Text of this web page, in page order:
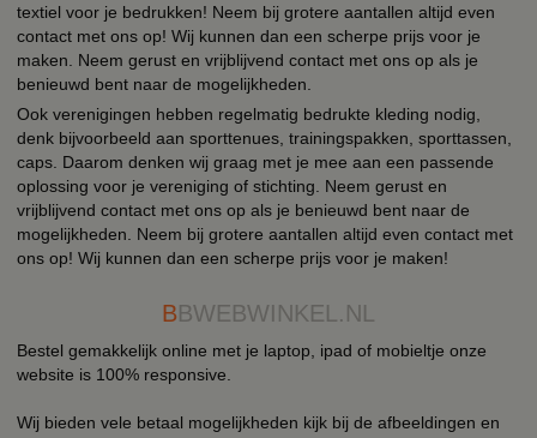
textiel voor je bedrukken! Neem bij grotere aantallen altijd even
contact met ons op! Wij kunnen dan een scherpe prijs voor je
maken. Neem gerust en vrijblijvend contact met ons op als je
benieuwd bent naar de mogelijkheden.
Ook verenigingen hebben regelmatig bedrukte kleding nodig,
denk bijvoorbeeld aan sporttenues, trainingspakken, sporttassen,
caps. Daarom denken wij graag met je mee aan een passende
oplossing voor je vereniging of stichting. Neem gerust en
vrijblijvend contact met ons op als je benieuwd bent naar de
mogelijkheden. Neem bij grotere aantallen altijd even contact met
ons op! Wij kunnen dan een scherpe prijs voor je maken!
BBWEBWINKEL.NL
Bestel gemakkelijk online met je laptop, ipad of mobieltje onze
website is 100% responsive.
Wij bieden vele betaal mogelijkheden kijk bij de afbeeldingen en